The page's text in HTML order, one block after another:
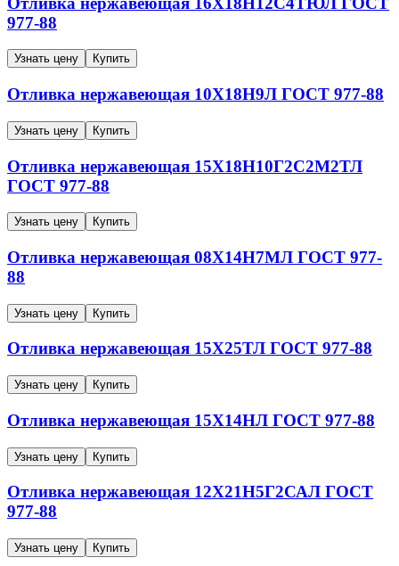
977-88
Узнать цену Купить
Отливка нержавеющая 10Х18Н9Л ГОСТ 977-88
Узнать цену Купить
Отливка нержавеющая 15Х18Н10Г2С2М2ТЛ
ГОСТ 977-88
Узнать цену Купить
Отливка нержавеющая 08Х14Н7МЛ ГОСТ 977-
88
Узнать цену Купить
Отливка нержавеющая 15Х25ТЛ ГОСТ 977-88
Узнать цену Купить
Отливка нержавеющая 15Х14НЛ ГОСТ 977-88
Узнать цену Купить
Отливка нержавеющая 12Х21Н5Г2САЛ ГОСТ
977-88
Узнать цену Купить